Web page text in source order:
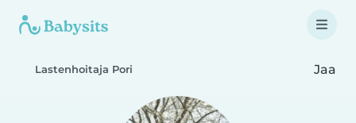
Lastenhoitaja Pori Jaa